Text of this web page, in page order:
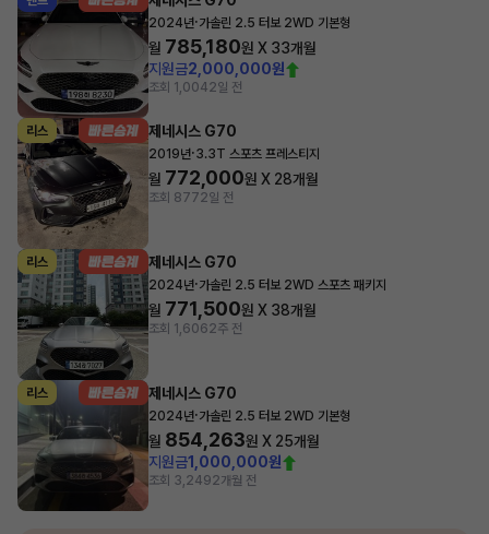
2024년·가솔린 2.5 터보 2WD 기본형
월 785,180원 X 33개월
지원금2,000,000원
조회 1,0042일 전
리스 제네시스 G70
2019년·3.3T 스포츠 프레스티지
월 772,000원 X 28개월
조회 8772일 전
리스 제네시스 G70
2024년·가솔린 2.5 터보 2WD 스포츠 패키지
월 771,500원 X 38개월
조회 1,6062주 전
리스 제네시스 G70
2024년·가솔린 2.5 터보 2WD 기본형
월 854,263원 X 25개월
지원금1,000,000원
조회 3,2492개월 전